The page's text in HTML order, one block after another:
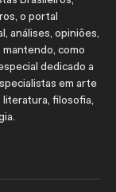
o portal
análises, opiniões,
como
dedicado a
em arte
filosofia,